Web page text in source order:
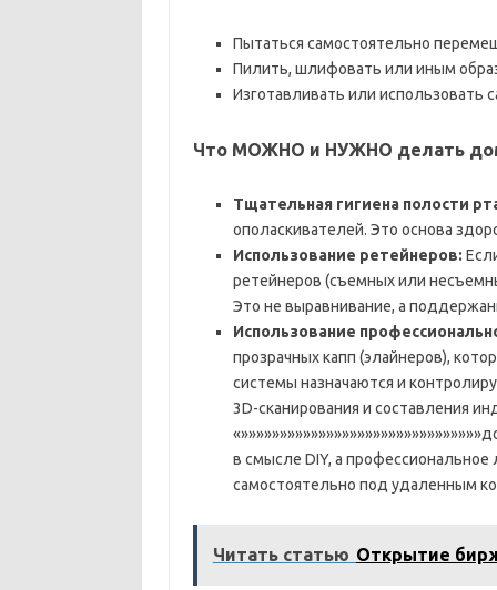
Пытаться самостоятельно
Пилить, шлифовать или иным
Изготавливать или
Что МОЖНО и НУЖНО делать
Тщательная гигиена полости
ополаскивателей. Это основа
Использование ретейнеров:
ретейнеров (съемных или
Это не выравнивание, а
Использование
прозрачных капп (элайнеров),
системы назначаются и
3D-сканирования и составления
в смысле DIY, а профессиональное
самостоятельно под удаленным
Читать статью Открытие